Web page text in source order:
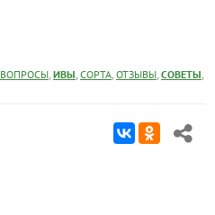
ВОПРОСЫ, ИВЫ, СОРТА, ОТЗЫВЫ, СОВЕТЫ,